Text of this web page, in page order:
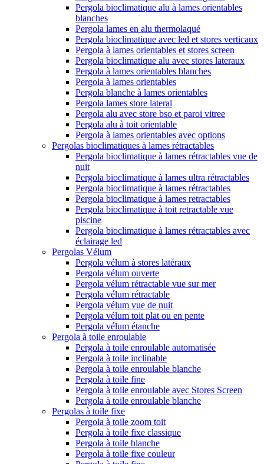
Pergola bioclimatique alu à lames orientables
blanches
Pergola lames en alu thermolaqué
Pergola bioclimatique avec led et stores verticaux
Pergola à lames orientables et stores screen
Pergola bioclimatique alu avec stores lateraux
Pergola à lames orientables blanches
Pergola à lames orientables
Pergola blanche à lames orientables
Pergola lames store lateral
Pergola alu avec store bso et paroi vitree
Pergola alu à toit orientable
Pergola à lames orientables avec options
Pergolas bioclimatiques à lames rétractables
Pergola bioclimatique à lames rétractables vue de
nuit
Pergola bioclimatique à lames ultra rétractables
Pergola bioclimatique à lames rétractables
Pergola bioclimatique à lames retractables
Pergola bioclimatique à toit retractable vue
piscine
Pergola bioclimatique à lames rétractables avec
éclairage led
Pergolas Vélum
Pergola vélum à stores latéraux
Pergola vélum ouverte
Pergola vélum rétractable vue sur mer
Pergola vélum rétractable
Pergola vélum vue de nuit
Pergola vélum toit plat ou en pente
Pergola vélum étanche
Pergola à toile enroulable
Pergola à toile enroulable automatisée
Pergola à toile inclinable
Pergola à toile enroulable blanche
Pergola à toile fine
Pergola à toile enroulable avec Stores Screen
Pergola à toile enroulable blanche
Pergolas à toile fixe
Pergola à toile zoom toit
Pergola à toile fixe classique
Pergola à toile blanche
Pergola à toile fixe couleur